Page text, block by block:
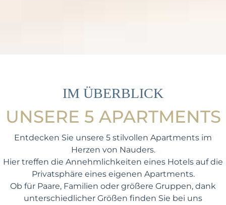
IM ÜBERBLICK
UNSERE 5 APARTMENTS
Entdecken Sie unsere 5 stilvollen Apartments im
Herzen von Nauders.
Hier treffen die Annehmlichkeiten eines Hotels auf die
Privatsphäre eines eigenen Apartments.
Ob für Paare, Familien oder größere Gruppen, dank
unterschiedlicher Größen finden Sie bei uns